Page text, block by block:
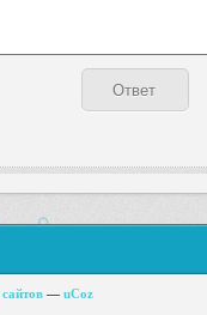
— uCoz